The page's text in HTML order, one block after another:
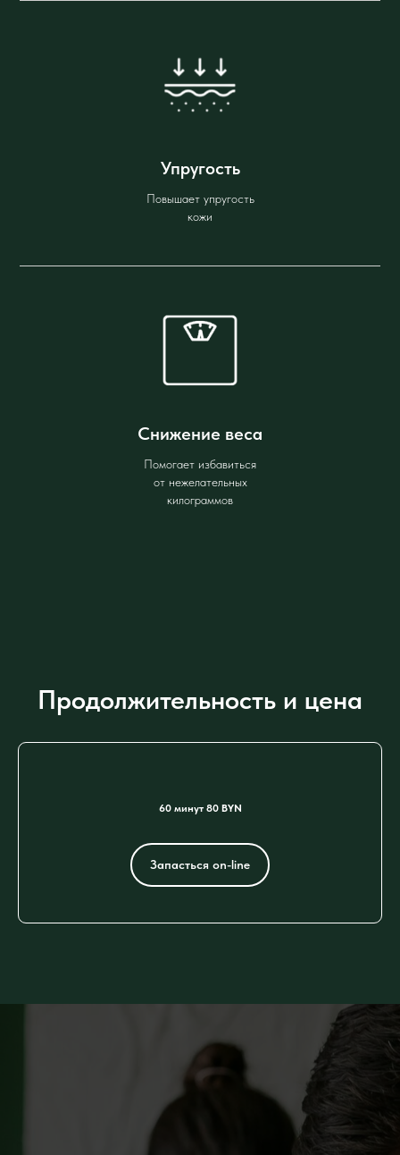
Упругость
Повышает упругость
кожи
Снижение веса
Помогает избавиться
от нежелательных
килограммов
Продолжительность и цена
60 минут 80 BYN
Запасться on-line